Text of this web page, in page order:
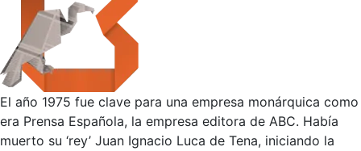
El año 1975 fue clave para una empresa monárquica como
era Prensa Española, la empresa editora de ABC. Había
muerto su ‘rey’ Juan Ignacio Luca de Tena, iniciando la